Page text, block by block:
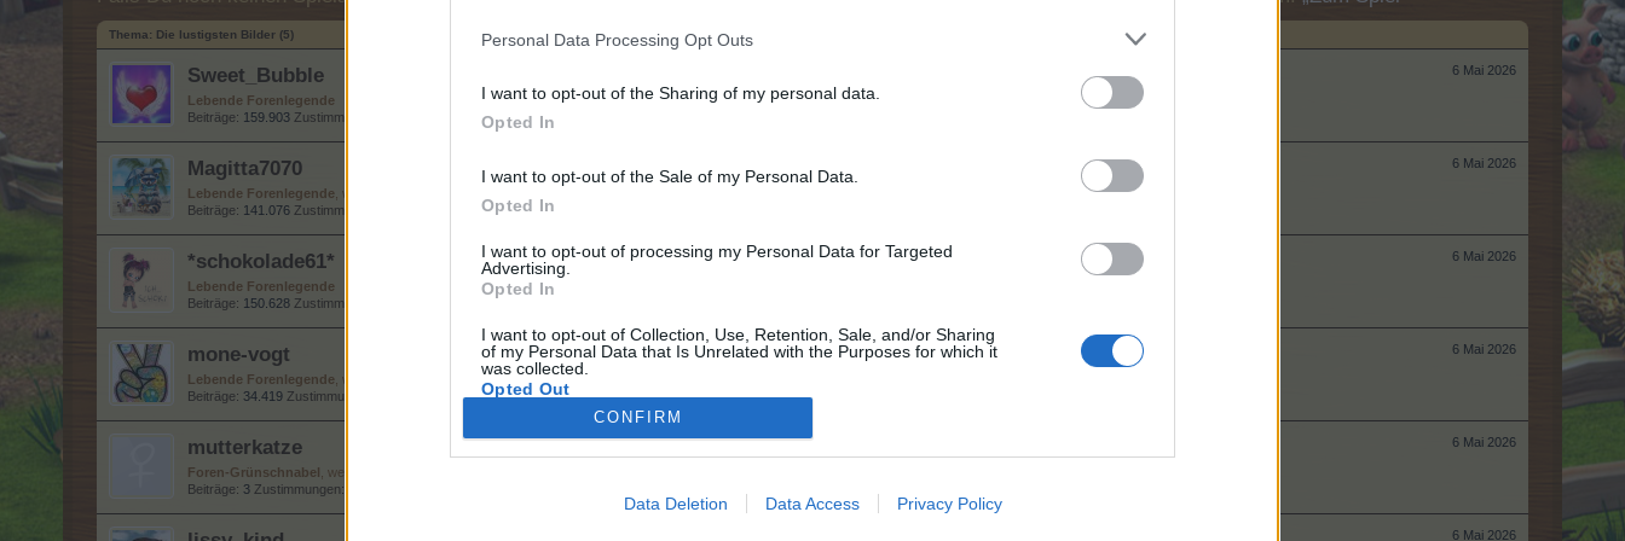
Personal Data Processing Opt Outs
I want to opt-out of the Sharing of my personal data.
Opted In
I want to opt-out of the Sale of my Personal Data.
Opted In
I want to opt-out of processing my Personal Data for Targeted
Advertising.
Opted In
I want to opt-out of Collection, Use, Retention, Sale, and/or Sharing
of my Personal Data that Is Unrelated with the Purposes for which it
was collected.
Opted Out
CONFIRM
Data Deletion Data Access Privacy Policy
Thema: Die lustigsten Bilder (5)
6 Mai 2026
Sweet_Bubble
Lebende Forenlegende
Beiträge: 159.903 Zustimmungen: Punkte für Erfolge: 6.000
6 Mai 2026
Magitta7070
Lebende Forenlegende , weiblich
Beiträge: 141.076 Zustimmungen: Punkte für Erfolge: 6.000
6 Mai 2026
*schokolade61*
Lebende Forenlegende
Beiträge: 150.628 Zustimmungen: Punkte für Erfolge:
6 Mai 2026
mone-vogt
Lebende Forenlegende , weiblich
Beiträge: 34.419 Zustimmungen: Punkte für Erfolge: 6.000
6 Mai 2026
mutterkatze
Foren-Grünschnabel , weiblich
Beiträge: 3 Zustimmungen:
6 Mai 2026